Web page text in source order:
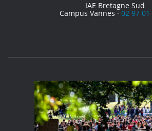
IAE Bretagne Sud
Campus Vannes ·02 97 01